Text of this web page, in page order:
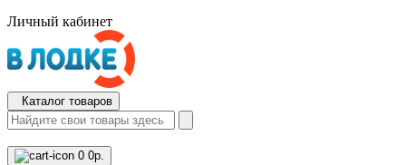
Личный кабинет
Каталог товаров
0 0р.